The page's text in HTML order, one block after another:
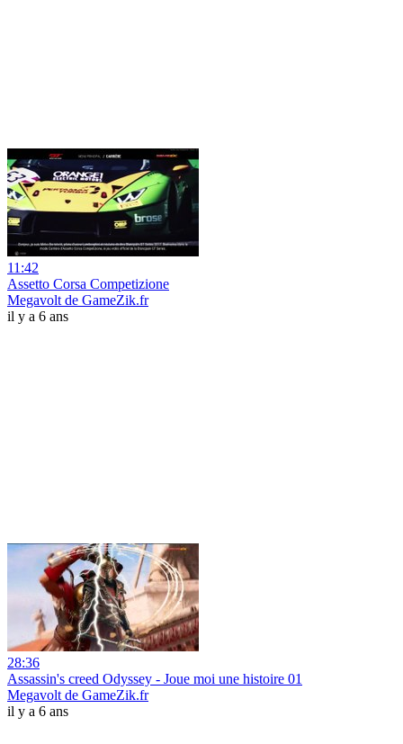
11:42
Assetto Corsa Competizione
Megavolt de GameZik.fr
il y a 6 ans
28:36
Assassin's creed Odyssey - Joue moi une histoire 01
Megavolt de GameZik.fr
il y a 6 ans